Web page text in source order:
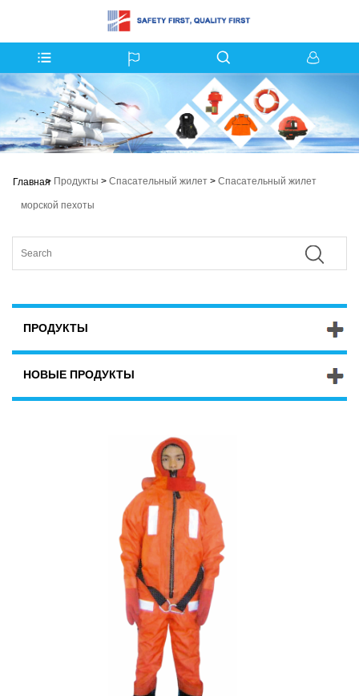
Главная
> Продукты > Спасательный жилет > Спасательный жилет
морской пехоты
ПРОДУКТЫ
НОВЫЕ ПРОДУКТЫ